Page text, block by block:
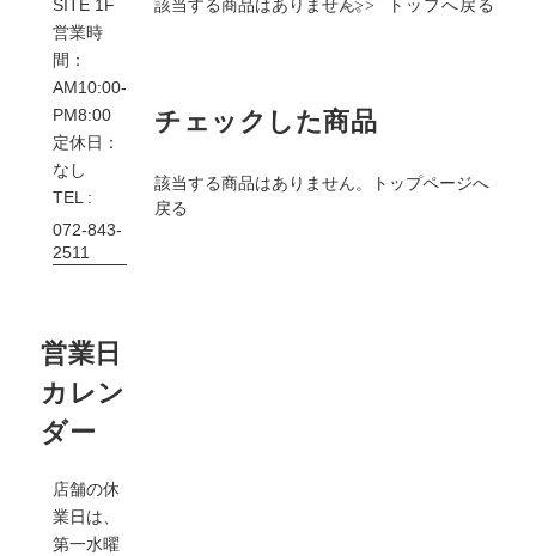
SITE 1F
営業時
間：
AM10:00-
PM8:00
定休日：
なし
TEL :
072-843-
2511
営業日
カレン
ダー
店舗の休
業日は、
第一水曜
該当する商品はありません。
>>> トップへ戻る
チェックした商品
該当する商品はありません。
トップページへ
戻る